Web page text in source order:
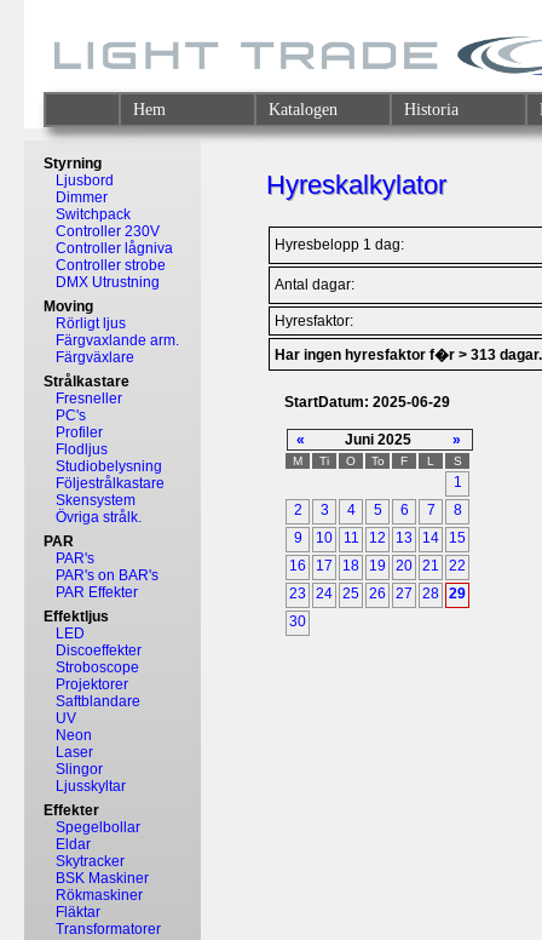
Hem Katalogen Historia
Styrning
Ljusbord
Dimmer
Switchpack
Controller 230V
Controller lågniva
Controller strobe
DMX Utrustning
Moving
Rörligt ljus
Färgvaxlande arm.
Färgväxlare
Strålkastare
Fresneller
PC's
Profiler
Flodljus
Studiobelysning
Följestrålkastare
Skensystem
Övriga strålk.
PAR
PAR's
PAR's on BAR's
PAR Effekter
Effektljus
LED
Discoeffekter
Stroboscope
Projektorer
Saftblandare
UV
Neon
Laser
Slingor
Ljusskyltar
Effekter
Spegelbollar
Eldar
Skytracker
BSK Maskiner
Rökmaskiner
Fläktar
Transformatorer
Hyreskalkylator
Hyresbelopp 1 dag:
Antal dagar:
Hyresfaktor:
Har ingen hyresfaktor f�r > 313 dagar.
StartDatum: 2025-06-29
« Juni 2025 »
M Ti O To F L S
1
2
3 4 5 6 7
8
9
10 11 12 13 14
15
16
17 18 19 20 21
22
23
24 25 26 27 28 29
30